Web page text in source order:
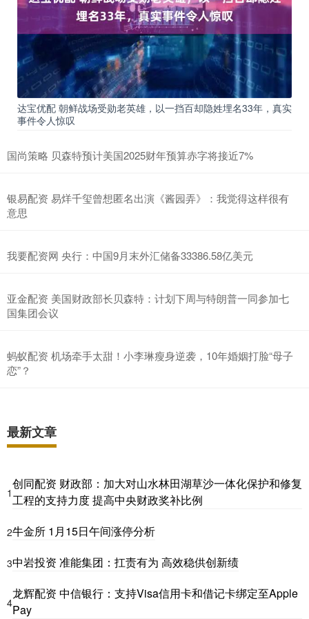
达宝优配 朝鲜战场受勋老英雄，以一挡百却隐姓埋名33年，真实
事件令人惊叹
国尚策略 贝森特预计美国2025财年预算赤字将接近7%
银易配资 易烊千玺曾想匿名出演《酱园弄》：我觉得这样很有
意思
我要配资网 央行：中国9月末外汇储备33386.58亿美元
亚金配资 美国财政部长贝森特：计划下周与特朗普一同参加七
国集团会议
蚂蚁配资 机场牵手太甜！小李琳瘦身逆袭，10年婚姻打脸“母子
恋”？
最新文章
1
创同配资 财政部：加大对山水林田湖草沙一体化保护和修复
工程的支持力度 提高中央财政奖补比例
2牛金所 1月15日午间涨停分析
3中岩投资 准能集团：扛责有为 高效稳供创新绩
4
龙辉配资 中信银行：支持Visa信用卡和借记卡绑定至Apple
Pay